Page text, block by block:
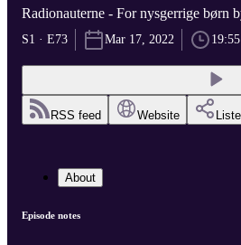
Radionauterne - For nysgerrige børn
S1 · E73 Mar 17, 2022 19:55
RSS feed Website
About
Episode notes